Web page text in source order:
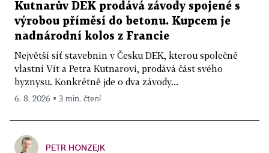
Kutnarův DEK prodává závody spojené s
výrobou příměsí do betonu. Kupcem je
nadnárodní kolos z Francie
Největší síť stavebnin v Česku DEK, kterou společně
vlastní Vít a Petra Kutnarovi, prodává část svého
byznysu. Konkrétně jde o dva závody...
6. 8. 2026 ▪ 3 min. čtení
PETR HONZEJK